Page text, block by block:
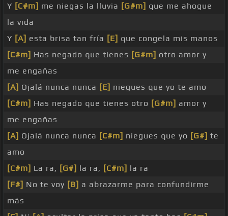
Y [C#m] me niegas la lluvia [G#m] que me ahogue
la vida
Y [A] esta brisa tan fría [E] que congela mis manos
[C#m] Has negado que tienes [G#m] otro amor y
me engañas
[A] Ojalá nunca nunca [E] niegues que yo te amo
[C#m] Has negado que tienes otro [G#m] amor y
me engañas
[A] Ojalá nunca nunca [C#m] niegues que yo [G#] te
amo
[C#m] La ra, [G#] la ra, [C#m] la ra
[F#] No te voy [B] a abrazarme para confundirme
más